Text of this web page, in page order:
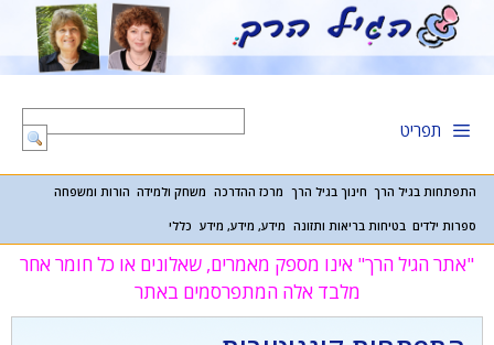
לתוכן
תפריט
התפתחות בגיל הרך חינוך בגיל הרך מרכז ההדרכה משחק ולמידה הורות ומשפחה
ספרות ילדים בטיחות בריאות ותזונה מידע, מידע, מידע כללי
"אתר הגיל הרך" אינו מספק מאמרים, שאלונים או כל חומר אחר
מלבד אלה המתפרסמים באתר